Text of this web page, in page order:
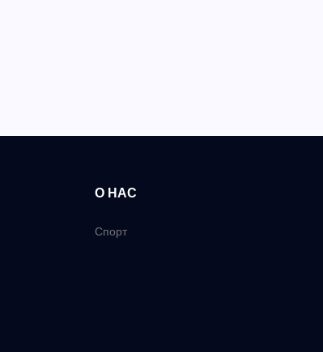
О НАС
Спорт